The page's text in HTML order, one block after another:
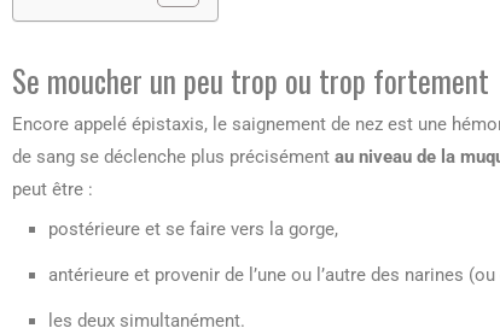
Se moucher un peu trop ou trop fortement
Encore appelé épistaxis, le saignement de nez est une
de sang se déclenche plus précisément au niveau de la
peut être :
postérieure et se faire vers la gorge,
antérieure et provenir de l’une ou l’autre des narines (ou
les deux simultanément.